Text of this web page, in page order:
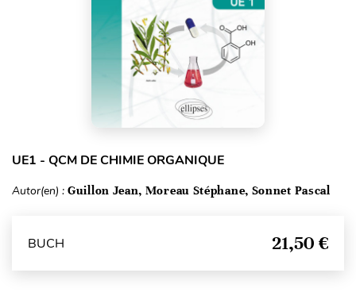
UE1 - QCM DE CHIMIE ORGANIQUE
Autor(en) : Guillon Jean, Moreau Stéphane, Sonnet Pascal
BUCH 21,50 €